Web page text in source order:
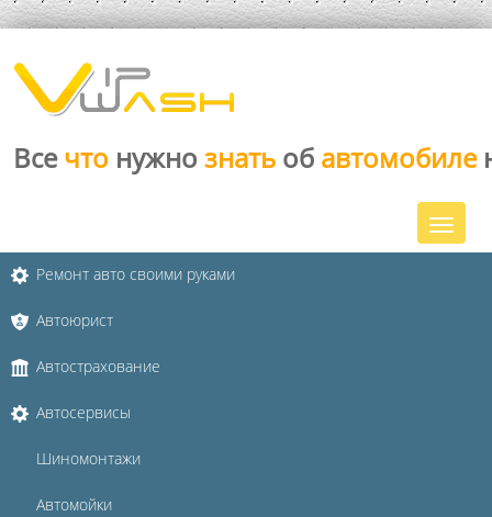
Все что нужно знать об автомобиле
Ремонт авто своими руками
Автоюрист
Автострахование
Автосервисы
Шиномонтажи
Автомойки